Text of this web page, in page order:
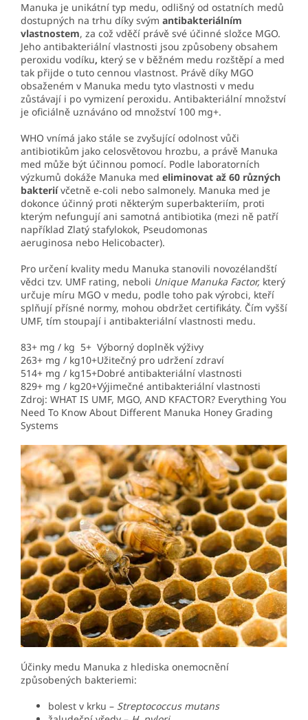
Manuka je unikátní typ medu, odlišný od ostatních medů
dostupných na trhu díky svým antibakteriálním
vlastnostem, za což vděčí právě své účinné složce MGO.
Jeho antibakteriální vlastnosti jsou způsobeny obsahem
peroxidu vodíku, který se v běžném medu rozštěpí a med
tak přijde o tuto cennou vlastnost. Právě díky MGO
obsaženém v Manuka medu tyto vlastnosti v medu
zůstávají i po vymizení peroxidu. Antibakteriální množství
je oficiálně uznáváno od množství 100 mg+.
WHO vnímá jako stále se zvyšující odolnost vůči
antibiotikům jako celosvětovou hrozbu, a právě Manuka
med může být účinnou pomocí. Podle laboratorních
výzkumů dokáže Manuka med eliminovat až 60 různých
bakteriívčetně e-coli nebo salmonely. Manuka med je
dokonce účinný proti některým superbakteriím, proti
kterým nefungují ani samotná antibiotika (mezi ně patří
například Zlatý stafylokok, Pseudomonas
aeruginosa nebo Helicobacter).
Pro určení kvality medu Manuka stanovili novozélandští
vědci tzv. UMF rating, neboli Unique Manuka Factor, který
určuje míru MGO v medu, podle toho pak výrobci, kteří
splňují přísné normy, mohou obdržet certifikáty. Čím vyšší
UMF, tím stoupají i antibakteriální vlastnosti medu.
83+ mg / kg 5+ Výborný doplněk výživy
263+ mg / kg10+Užitečný pro udržení zdraví
514+ mg / kg15+Dobré antibakteriální vlastnosti
829+ mg / kg20+Výjimečné antibakteriální vlastnosti
Zdroj: WHAT IS UMF, MGO, AND KFACTOR? Everything You
Need To Know About Different Manuka Honey Grading
Systems
Účinky medu Manuka z hlediska onemocnění
způsobených bakteriemi:
bolest v krku – Streptococcus mutans